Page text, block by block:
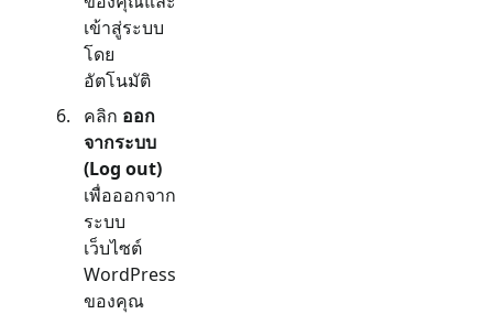
เข้าสู่ระบบ
โดย
อัตโนมัติ
คลิก ออก
จากระบบ
(Log out)
เพื่อออกจาก
ระบบ
เว็บไซต์
WordPress
ของคุณ